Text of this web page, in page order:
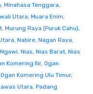
, Minahasa Tenggara,
Utara, Muara Enim,
, Murung Raya (Puruk Cahu),
, Nabire, Nagan Raya,
Ngawi, Nias, Nias Barat, Nias
Komering Ilir, Ogan
Ogan Komering Ulu Timur,
Utara, Padang